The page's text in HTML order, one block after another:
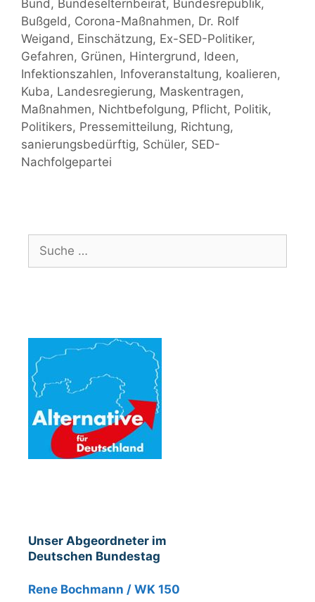
Bund , Bundeselternbeirat, Bundesrepublik,
Bußgeld , Corona-Maßnahmen, Dr. Rolf
Weigand , Einschätzung, Ex-SED-Politiker,
Gefahren, Grünen, Hintergrund , Ideen,
Infektionszahlen, Infoveranstaltung, koalieren,
Kuba, Landesregierung, Maskentragen,
Maßnahmen, Nichtbefolgung, Pflicht, Politik,
Politikers, Pressemitteilung, Richtung,
sanierungsbedürftig, Schüler, SED-
Nachfolgepartei
nach:
Unser Abgeordneter im
Deutschen Bundestag
Rene Bochmann / WK 150